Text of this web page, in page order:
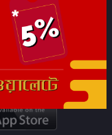
সাবস্ক্রাইব